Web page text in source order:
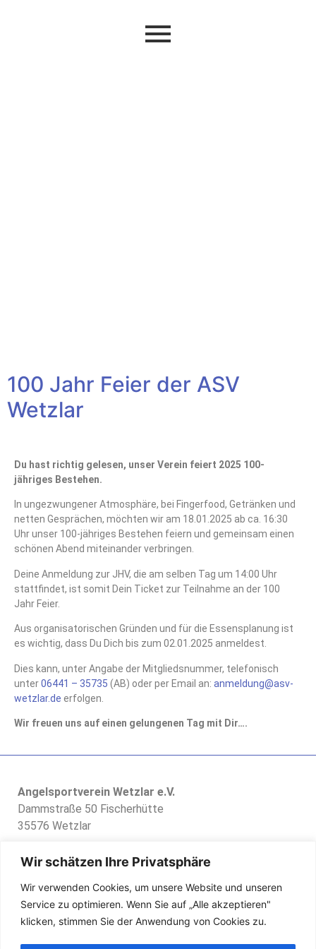
Wir schätzen Ihre Privatsphäre
Wir verwenden Cookies, um unsere Website und unseren
Service zu optimieren. Wenn Sie auf „Alle akzeptieren"
klicken, stimmen Sie der Anwendung von Cookies zu.
100 Jahr Feier der ASV
Wetzlar
Du hast richtig gelesen, unser Verein feiert 2025 100-
jähriges Bestehen.
In ungezwungener Atmosphäre, bei Fingerfood, Getränken und
netten Gesprächen, möchten wir am 18.01.2025 ab ca. 16:30
Uhr unser 100-jähriges Bestehen feiern und gemeinsam einen
schönen Abend miteinander verbringen.
Deine Anmeldung zur JHV, die am selben Tag um 14:00 Uhr
stattfindet, ist somit Dein Ticket zur Teilnahme an der 100
Jahr Feier.
Aus organisatorischen Gründen und für die Essensplanung ist
es wichtig, dass Du Dich bis zum 02.01.2025 anmeldest.
Dies kann, unter Angabe der Mitgliedsnummer, telefonisch
unter06441 – 35735 (AB) oder per Email an: anmeldung@asv-
wetzlar.de erfolgen.
Wir freuen uns auf einen gelungenen Tag mit Dir….
Angelsportverein Wetzlar e.V.
Dammstraße 50 Fischerhütte
35576 Wetzlar
E-Mail:info@asv-wetzlar.de
Impressum
Datenschutzerklärung